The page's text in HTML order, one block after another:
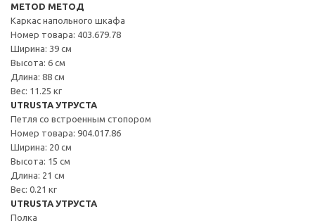
METOD МЕТОД
Каркас напольного шкафа
Номер товара: 403.679.78
Ширина: 39 см
Высота: 6 см
Длина: 88 см
Вес: 11.25 кг
UTRUSTA УТРУСТА
Петля со встроенным стопором
Номер товара: 904.017.86
Ширина: 20 см
Высота: 15 см
Длина: 21 см
Вес: 0.21 кг
UTRUSTA УТРУСТА
Полка